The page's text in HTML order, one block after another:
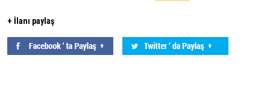
+ İlanı paylaş